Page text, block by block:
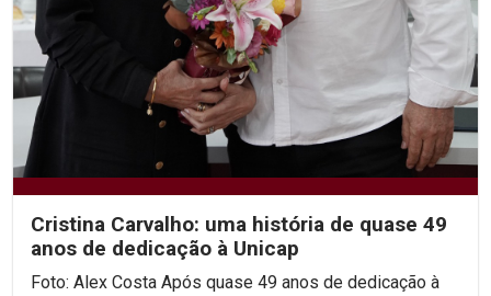
Cristina Carvalho: uma história de quase 49
anos de dedicação à Unicap
Foto: Alex Costa Após quase 49 anos de dedicação à